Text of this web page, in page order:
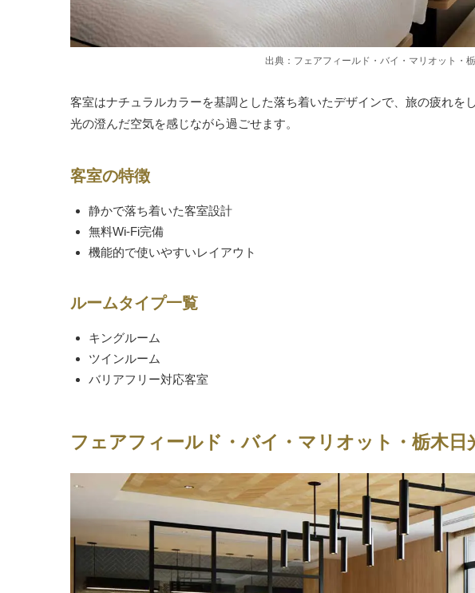
出典：フェアフィールド・バイ・マリオット・
客室はナチュラルカラーを基調とした落ち着いたデザインで、旅の疲れを
光の澄んだ空気を感じながら過ごせます。
客室の特徴
静かで落ち着いた客室設計
無料Wi-Fi完備
機能的で使いやすいレイアウト
ルームタイプ一覧
キングルーム
ツインルーム
バリアフリー対応客室
フェアフィールド・バイ・マリオット・栃木日